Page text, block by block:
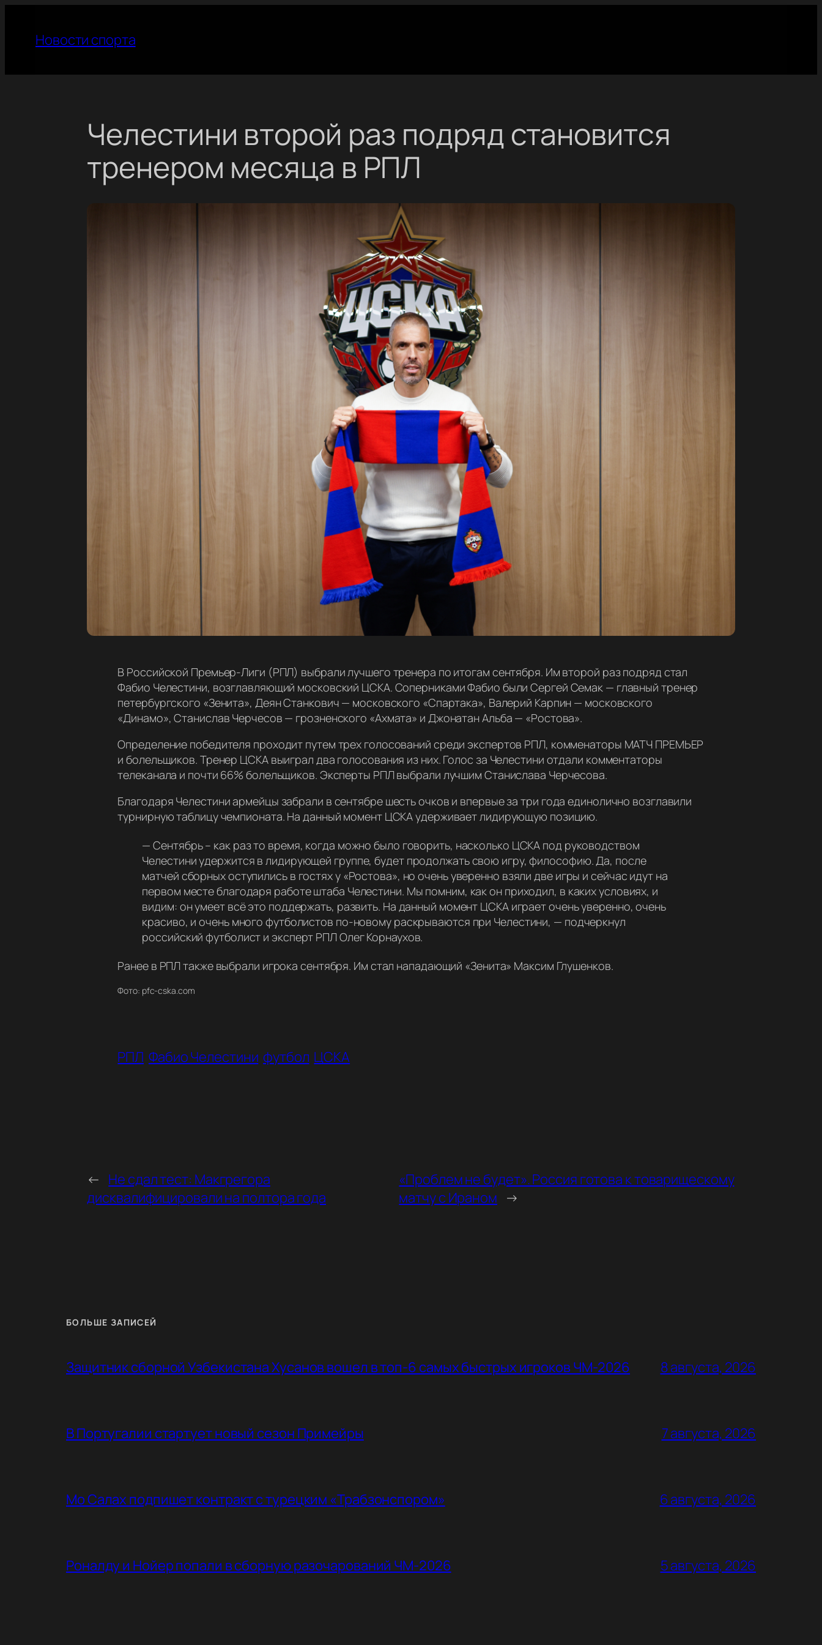
содержимому
Новости спорта
Челестини второй раз подряд становится
тренером месяца в РПЛ
В Российской Премьер-Лиги (РПЛ) выбрали лучшего тренера по итогам сентября. Им второй раз подряд стал
Фабио Челестини, возглавляющий московский ЦСКА. Соперниками Фабио были Сергей Семак — главный тренер
петербургского «Зенита», Деян Станкович — московского «Спартака», Валерий Карпин — московского
«Динамо», Станислав Черчесов — грозненского «Ахмата» и Джонатан Альба — «Ростова».
Определение победителя проходит путем трех голосований среди экспертов РПЛ, комменаторы МАТЧ ПРЕМЬЕР
и болельщиков. Тренер ЦСКА выиграл два голосования из них. Голос за Челестини отдали комментаторы
телеканала и почти 66% болельщиков. Эксперты РПЛ выбрали лучшим Станислава Черчесова.
Благодаря Челестини армейцы забрали в сентябре шесть очков и впервые за три года единолично возглавили
турнирную таблицу чемпионата. На данный момент ЦСКА удерживает лидирующую позицию.
—Сентябрь – как раз то время, когда можно было говорить, насколько ЦСКА под руководством
Челестини удержится в лидирующей группе, будет продолжать свою игру, философию. Да, после
матчей сборных оступились в гостях у «Ростова», но очень уверенно взяли две игры и сейчас идут на
первом месте благодаря работе штаба Челестини. Мы помним, как он приходил, в каких условиях, и
видим: он умеет всё это поддержать, развить. На данный момент ЦСКА играет очень уверенно, очень
красиво, и очень много футболистов по-новому раскрываются при Челестини, — подчеркнул
российский футболист и эксперт РПЛ Олег Корнаухов.
Ранее в РПЛ также выбрали игрока сентября. Им стал нападающий «Зенита» Максим Глушенков.
Фото: pfc-cska.com
РПЛ Фабио Челестини футбол ЦСКА
← Не сдал тест: Макгрегора
дисквалифицировали на полтора года
«Проблем не будет». Россия готова к товарищескому
матчу с Ираном →
БОЛЬШЕ ЗАПИСЕЙ
Защитник сборной Узбекистана Хусанов вошел в топ-6 самых быстрых игроков ЧМ-2026 8 августа, 2026
В Португалии стартует новый сезон Примейры 7 августа, 2026
Мо Салах подпишет контракт с турецким «Трабзонспором» 6 августа, 2026
Роналду и Нойер попали в сборную разочарований ЧМ-2026 5 августа, 2026